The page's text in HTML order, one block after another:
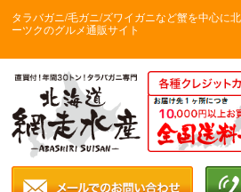
タラバガニ/毛ガニ/ズワイガニなど蟹を中心に
ーツクのグルメ通販サイト